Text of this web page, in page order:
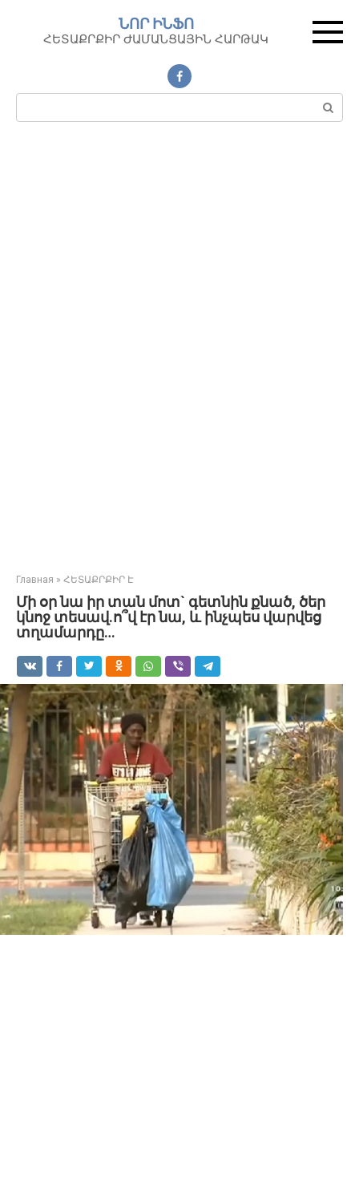
контенту
ՆՈՐ ԻՆՖՈ
ՀԵՏԱՔՐՔԻՐ ԺԱՄԱՆՑԱՅԻՆ ՀԱՐԹԱԿ
Поиск:
Главная » ՀԵՏԱՔՐՔԻՐ Է
Մի օր նա իր տան մոտ` գետնին քնած, ծեր
կնոջ տեսավ.ո՞վ էր նա, և ինչպես վարվեց
տղամարդը…